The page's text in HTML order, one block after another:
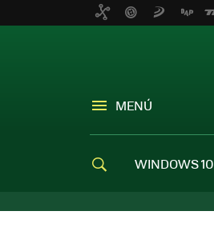
MENÚ
WINDOWS 10